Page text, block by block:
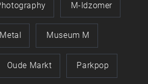
M-Idzomer
Metal Museum M
Oude Markt Parkpop